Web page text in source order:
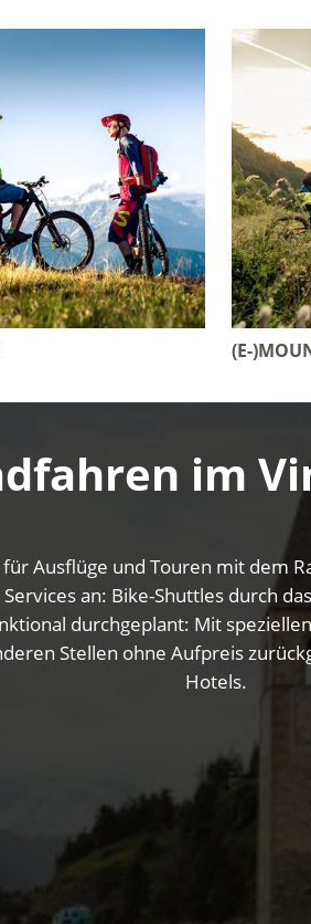
(E-
im
Ausflüge und Touren mit dem
an: Bike-Shuttles durch
durchgeplant: Mit
Stellen ohne Aufpreis
Hotels.